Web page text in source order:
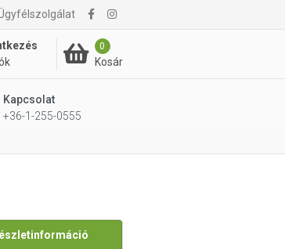
0
Kosár
Kapcsolat
+36-1-255-0555
Kosárba rakom